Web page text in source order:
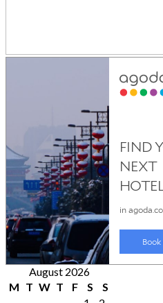
August 2026
M T W T F S
S